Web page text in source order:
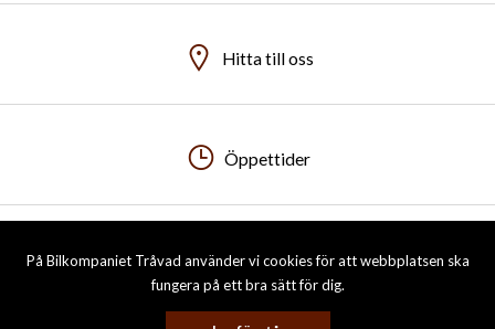
På Bilkompaniet Tråvad använder vi cookies för att webbplatsen ska
fungera på ett bra sätt för dig.
Hitta till oss
Öppettider
© 2026 Bilkompaniet i Tråvad AB. All rights reserved.
Visa sitemap Personuppgiftspolicy